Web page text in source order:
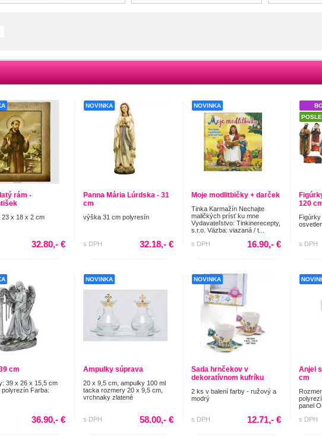
rám -
x 18 x 2 cm
32.80,- €
NOVINKA
Panna Mária Lúrdska - 31
cm
výška 31 cm polyresín
s DPH 32.18,- €
NOVINKA
Moje modlitbičky + darček
Tinka Karmažín Nechajte
maličkých prísť ku mne
Vydavateľstvo: Tinkinerecepty,
s.r.o. Väzba: viazaná / t...
s DPH
16.90,- €
120
Figúrky
s DPH
cm
39 x 26 x 15,5 cm
polyrezín Farba:
36.90,- €
NOVINKA
Ampulky súprava
20 x 9,5 cm, ampulky 100 ml
tacka rozmery 20 x 9,5 cm,
vrchnaky zlatené
s DPH 58.00,- €
NOVINKA
Sada hrnčekov v
dekoratívnom kufríku
2 ks v balení farby - ružový a
modrý
s DPH 12.71,- €
Anjel
cm
panel
s DPH